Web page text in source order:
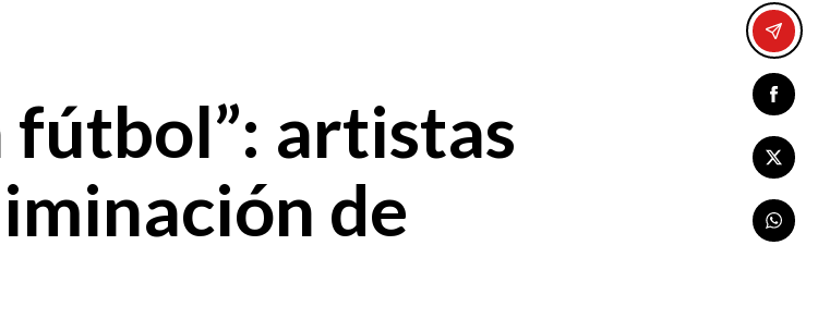
fútbol”: artistas
de